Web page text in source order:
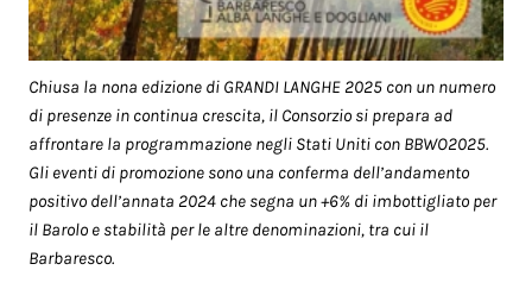
Chiusa la nona edizione di GRANDI LANGHE 2025 con un numero
di presenze in continua crescita, il Consorzio si prepara ad
affrontare la programmazione negli Stati Uniti con BBWO2025.
Gli eventi di promozione sono una conferma dell’andamento
positivo dell’annata 2024 che segna un +6% di imbottigliato per
il Barolo e stabilità per le altre denominazioni, tra cui il
Barbaresco.